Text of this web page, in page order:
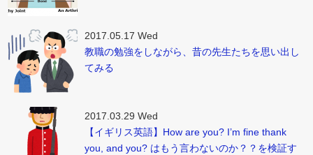
2017.05.17 Wed
教職の勉強をしながら、昔の先生たちを思い出し
てみる
2017.03.29 Wed
【イギリス英語】How are you? I’m fine thank
you, and you? はもう言わないのか？？を検証す